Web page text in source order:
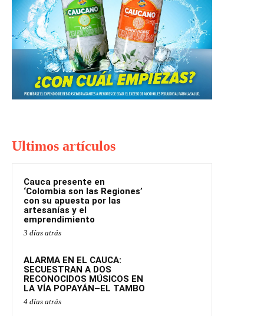
Ultimos artículos
Cauca presente en
‘Colombia son las Regiones’
con su apuesta por las
artesanías y el
emprendimiento
3 días atrás
ALARMA EN EL CAUCA:
SECUESTRAN A DOS
RECONOCIDOS MÚSICOS EN
LA VÍA POPAYÁN–EL TAMBO
4 días atrás